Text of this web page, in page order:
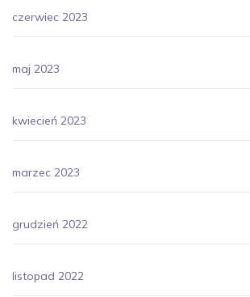
czerwiec 2023
maj 2023
kwiecień 2023
marzec 2023
grudzień 2022
listopad 2022